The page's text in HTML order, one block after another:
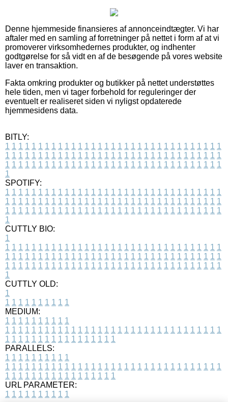
Denne hjemmeside finansieres af annonceindtægter. Vi har
aftaler med en samling af forretninger på nettet i form af at vi
promoverer virksomhedernes produkter, og indhenter
godtgørelse for så vidt en af de besøgende på vores website
laver en transaktion.
Fakta omkring produkter og butikker på nettet understøttes
hele tiden, men vi tager forbehold for reguleringer der
eventuelt er realiseret siden vi nyligst opdaterede
hjemmesidens data.
BITLY:
1 1 1 1 1 1 1 1 1 1 1 1 1 1 1 1 1 1 1 1 1 1 1 1 1 1 1 1 1 1 1 1 1
1 1 1 1 1 1 1 1 1 1 1 1 1 1 1 1 1 1 1 1 1 1 1 1 1 1 1 1 1 1 1 1 1
1 1 1 1 1 1 1 1 1 1 1 1 1 1 1 1 1 1 1 1 1 1 1 1 1 1 1 1 1 1 1 1 1
1
SPOTIFY:
1 1 1 1 1 1 1 1 1 1 1 1 1 1 1 1 1 1 1 1 1 1 1 1 1 1 1 1 1 1 1 1 1
1 1 1 1 1 1 1 1 1 1 1 1 1 1 1 1 1 1 1 1 1 1 1 1 1 1 1 1 1 1 1 1 1
1 1 1 1 1 1 1 1 1 1 1 1 1 1 1 1 1 1 1 1 1 1 1 1 1 1 1 1 1 1 1 1 1
1
CUTTLY BIO:
1
1 1 1 1 1 1 1 1 1 1 1 1 1 1 1 1 1 1 1 1 1 1 1 1 1 1 1 1 1 1 1 1 1
1 1 1 1 1 1 1 1 1 1 1 1 1 1 1 1 1 1 1 1 1 1 1 1 1 1 1 1 1 1 1 1 1
1 1 1 1 1 1 1 1 1 1 1 1 1 1 1 1 1 1 1 1 1 1 1 1 1 1 1 1 1 1 1 1 1
1
CUTTLY OLD:
1
1 1 1 1 1 1 1 1 1 1
MEDIUM:
1 1 1 1 1 1 1 1 1 1
1 1 1 1 1 1 1 1 1 1 1 1 1 1 1 1 1 1 1 1 1 1 1 1 1 1 1 1 1 1 1 1 1
1 1 1 1 1 1 1 1 1 1 1 1 1 1 1 1 1
PARALLELS:
1 1 1 1 1 1 1 1 1 1
1 1 1 1 1 1 1 1 1 1 1 1 1 1 1 1 1 1 1 1 1 1 1 1 1 1 1 1 1 1 1 1 1
1 1 1 1 1 1 1 1 1 1 1 1 1 1 1 1 1
URL PARAMETER:
1 1 1 1 1 1 1 1 1 1